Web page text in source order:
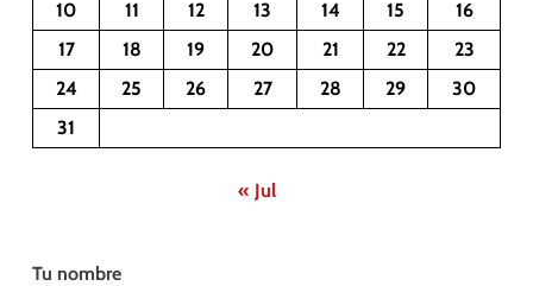
10
11 12 13 14 15
16
17
18 19 20 21 22
23
24
25 26 27 28 29
30
31
« Jul
Tu nombre